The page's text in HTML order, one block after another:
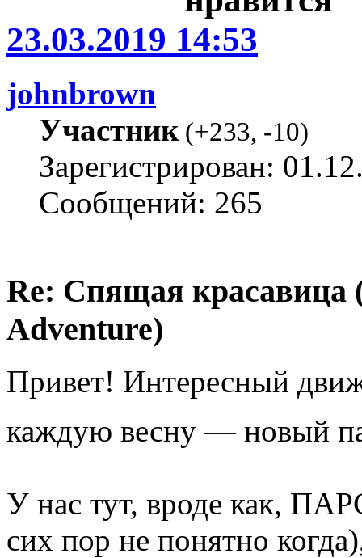
23.03.2019 14:53
johnbrown
Участник(+233, -10)
Зарегистрирован:
Сообщений: 265
Re: Спящая красавица
Adventure)
Привет! Интересный
каждую весну — новый
У нас тут, вроде как,
сих пор не понятно